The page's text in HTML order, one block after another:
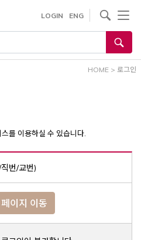
LOGIN ENG
HOME > 로그인
를 이용하실 수 있습니다.
번/교번)
이지 이동